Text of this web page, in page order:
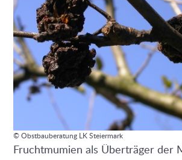
© Obstbauberatung LK Steiermark
Fruchtmumien als Überträger der